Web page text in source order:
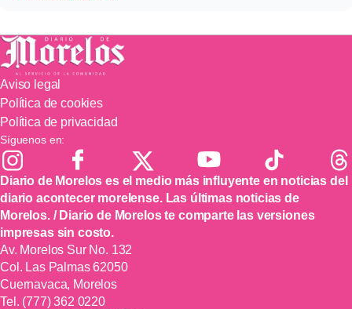
Aviso legal
Política de cookies
Política de privacidad
Síguenos en:
Diario de Morelos es el medio más influyente en noticias del
diario acontecer morelense. Las últimas noticias de
Morelos. / Diario de Morelos te comparte las versiones
impresas sin costo.
Av. Morelos Sur No. 132
Col. Las Palmas 62050
Cuernavaca, Morelos
Tel. (777) 362 0220